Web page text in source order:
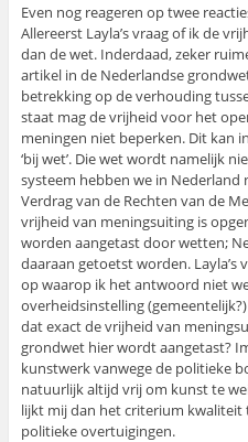
Even nog reageren op twee
Allereerst Layla’s vraag of ik de
dan de wet. Inderdaad, zeker
artikel in de Nederlandse
betrekking op de verhouding
staat mag de vrijheid voor het
meningen niet beperken. Dit kan
‘bij wet’. Die wet wordt namelijk
systeem hebben we in Nederland
Verdrag van de Rechten van de
vrijheid van meningsuiting is
worden aangetast door wetten;
daaraan getoetst worden. Layla’s
op waarop ik het antwoord niet
overheidsinstelling
dat exact de vrijheid van
grondwet hier wordt aangetast?
kunstwerk vanwege de politieke
natuurlijk altijd vrij om kunst te
lijkt mij dan het criterium
politieke overtuigingen.